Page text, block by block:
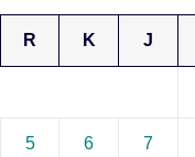
R K J
5 6 7